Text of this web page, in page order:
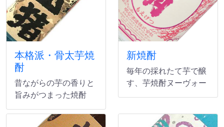
本格派・骨太芋焼
酎
昔ながらの芋の香りと
旨みがつまった焼酎
新焼酎
毎年の採れたて芋で醸
す、芋焼酎ヌーヴォー